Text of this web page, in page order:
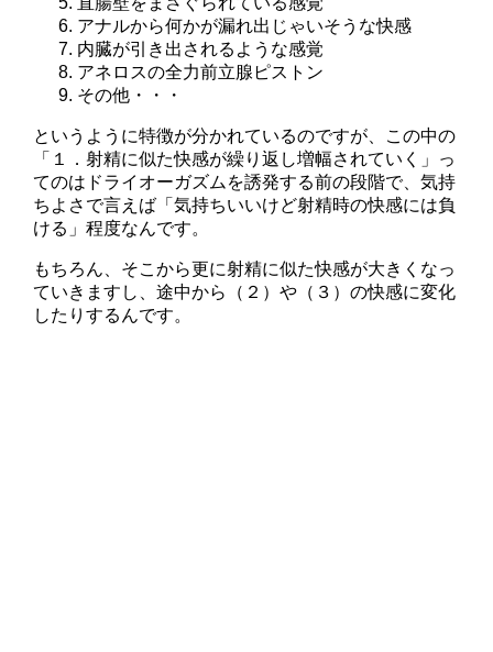
アナルから何かが漏れ出じゃいそうな快感
内臓が引き出されるような感覚
アネロスの全力前立腺ピストン
その他・・・
というように特徴が分かれているのですが、この中の
「１．射精に似た快感が繰り返し増幅されていく」っ
てのはドライオーガズムを誘発する前の段階で、気持
ちよさで言えば「気持ちいいけど射精時の快感には負
ける」程度なんです。
もちろん、そこから更に射精に似た快感が大きくなっ
ていきますし、途中から（２）や（３）の快感に変化
したりするんです。